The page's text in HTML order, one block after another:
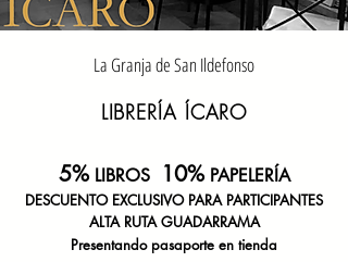
La Granja de San Ildefonso
LIBRERÍA ÍCARO
5%LIBROS 10%PAPELERÍA
DESCUENTO EXCLUSIVO PARA PARTICIPANTES
ALTA RUTA GUADARRAMA
Presentando pasaporte en tienda